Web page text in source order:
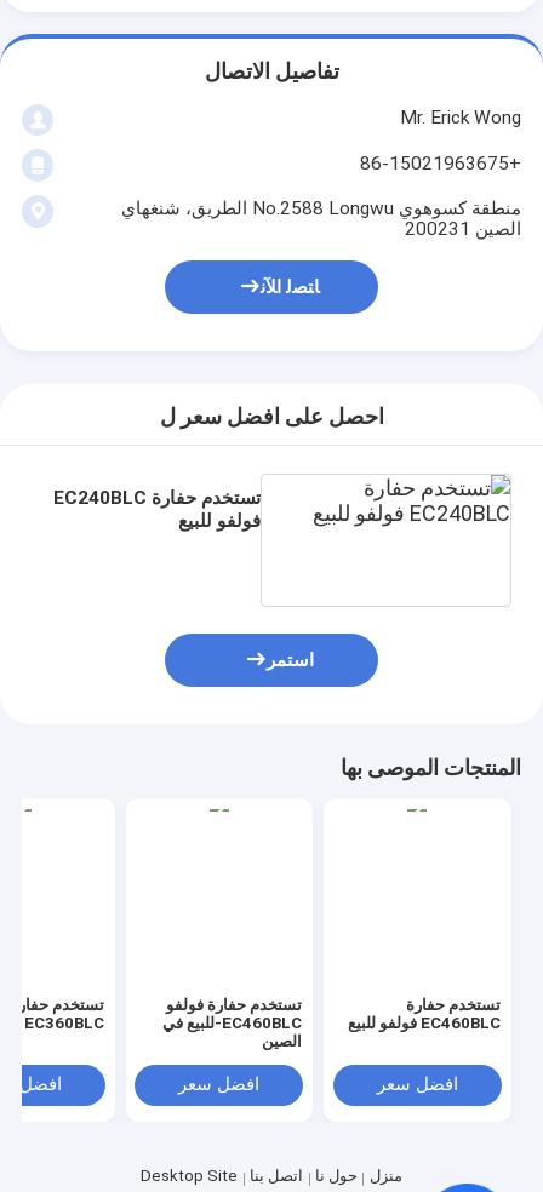
تفاصيل الاتصال
Mr. Erick Wong
+86-15021963675
منطقة كسوهوي No.2588 Longwu الطريق، شنغهاي
الصين 200231
ﺎﺘﺼﻟ ﺍﻶﻧ
احصل على افضل سعر ل
تستخدم حفارة EC240BLC
فولفو للبيع
استمر
المنتجات الموصى بها
تستخدم حفارة
EC460BLC فولفو للبيع
افضل سعر
تستخدم حفارة فولفو
EC460BLC-للبيع في
الصين
افضل سعر
تستخدم حفارة
EC360BLC فولفو للبيع
افضل
منزل حول نا اتصل بنا
Desktop Site